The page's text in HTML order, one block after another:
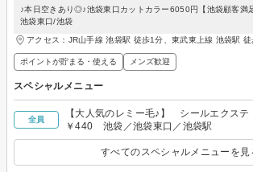
♪本日空きあり◎♪池袋東口カットカラー6050円【池袋顧客満
池袋東口/池袋
アクセス：JR山手線 池袋駅 徒歩1分、東武東上線 池袋駅
ポイントが貯まる・使える メンズ歓迎
スペシャルメニュー
全員
【大人気のレミー毛♪】 シールエクス
￥440 池袋／池袋東口／池袋駅
すべてのスペシャルメニューを見